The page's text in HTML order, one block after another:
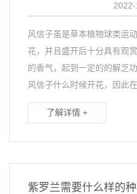
风信子虽是草本植物球类运
花，并且盛开后十分具有观
的香气，起到一定的的解乏
风信子什么时候开花，因此
了解详情 +
紫罗兰需要什么样的种